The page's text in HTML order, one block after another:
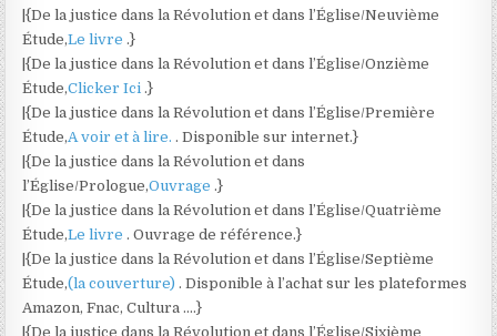
|{De la justice dans la Révolution et dans l’Église/Neuvième
Étude,Le livre .}
|{De la justice dans la Révolution et dans l’Église/Onzième
Étude,Clicker Ici .}
|{De la justice dans la Révolution et dans l’Église/Première
Étude,A voir et à lire. . Disponible sur internet.}
|{De la justice dans la Révolution et dans
l’Église/Prologue,Ouvrage .}
|{De la justice dans la Révolution et dans l’Église/Quatrième
Étude,Le livre . Ouvrage de référence.}
|{De la justice dans la Révolution et dans l’Église/Septième
Étude,(la couverture) . Disponible à l’achat sur les plateformes
Amazon, Fnac, Cultura ….}
|{De la justice dans la Révolution et dans l’Église/Sixième